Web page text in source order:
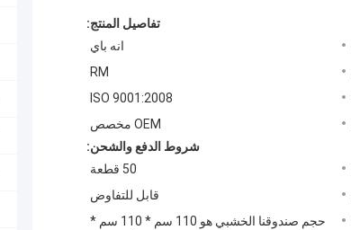
تفاصيل المنتج:
انه باي
RM
ISO 9001:2008
OEM مخصص
شروط الدفع والشحن:
50 قطعة
قابل للتفاوض
حجم صندوقنا الخشبي هو 110 سم * 110 سم *